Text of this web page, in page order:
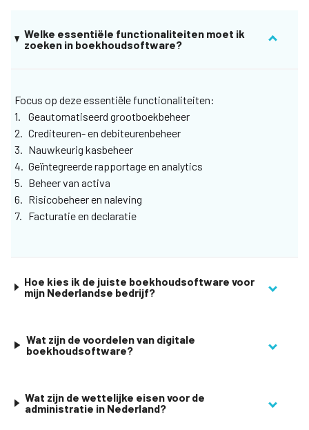
Welke essentiële functionaliteiten moet ik
zoeken in boekhoudsoftware?
Focus op deze essentiële functionaliteiten:
Geautomatiseerd grootboekbeheer
Crediteuren- en debiteurenbeheer
Nauwkeurig kasbeheer
Geïntegreerde rapportage en analytics
Beheer van activa
Risicobeheer en naleving
Facturatie en declaratie
Hoe kies ik de juiste boekhoudsoftware voor
mijn Nederlandse bedrijf?
Wat zijn de voordelen van digitale
boekhoudsoftware?
Wat zijn de wettelijke eisen voor de
administratie in Nederland?